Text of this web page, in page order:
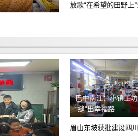
及其他人证
后
4s店新车交付存在安全隐患，
加油致使发生交通事故，望惩
偿损失
退款订金五千
要求退换意向金1万元
销售诱导消费，将市补当做优
者报落地要求退还预付款，以
放歌“在希望的田野上
巴中南江：小镇工
“缝”出幸福路
眉山东坡获批建设四